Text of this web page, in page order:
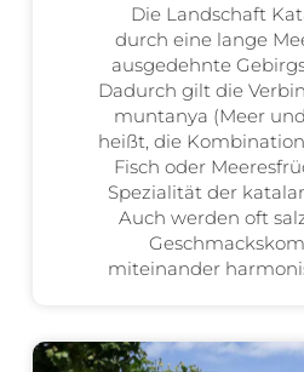
Die Landschaft
durch eine lange
ausgedehnte
Dadurch gilt die
muntanya (Meer
heißt, die
Fisch oder
Spezialität der
Auch werden oft
miteinander